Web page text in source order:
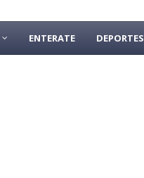
ENTERATE DEPORTES